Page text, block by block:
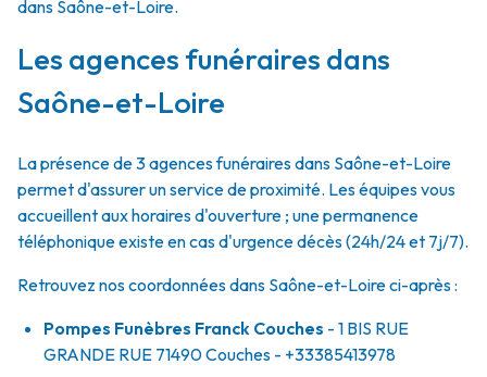
dans Saône-et-Loire.
Les agences funéraires dans
Saône-et-Loire
La présence de 3 agences funéraires dans Saône-et-Loire
permet d'assurer un service de proximité. Les équipes vous
accueillent aux horaires d'ouverture ; une permanence
téléphonique existe en cas d'urgence décès (24h/24 et 7j/7).
Retrouvez nos coordonnées dans Saône-et-Loire ci-après :
Pompes Funèbres Franck Couches - 1 BIS RUE
GRANDE RUE 71490Couches - +33385413978